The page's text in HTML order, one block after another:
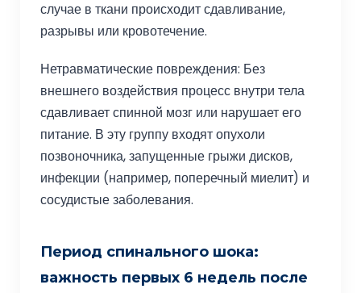
случае в ткани происходит сдавливание,
разрывы или кровотечение.
Нетравматические повреждения: Без
внешнего воздействия процесс внутри тела
сдавливает спинной мозг или нарушает его
питание. В эту группу входят опухоли
позвоночника, запущенные грыжи дисков,
инфекции (например, поперечный миелит) и
сосудистые заболевания.
Период спинального шока:
важность первых 6 недель после